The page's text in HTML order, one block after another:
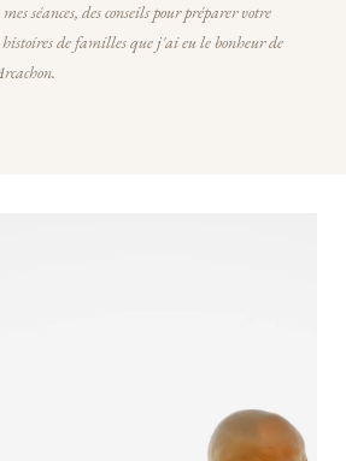
séances, des conseils pour préparer votre
histoires de familles que j'ai eu le bonheur de